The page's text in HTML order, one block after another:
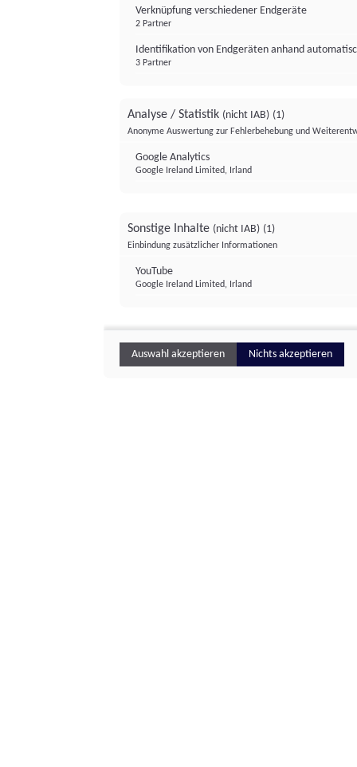
Verknüpfung verschiedener Endgeräte
2 Partner
Identifikation von Endgeräten anhand
3 Partner
Analyse / Statistik (nicht IAB) (1)
Anonyme Auswertung zur Fehlerbehebung und
Google Analytics
Google Ireland Limited, Irland
Sonstige Inhalte (nicht IAB) (1)
Einbindung zusätzlicher Informationen
YouTube
Google Ireland Limited, Irland
Auswahl akzeptieren Nichts akzeptieren